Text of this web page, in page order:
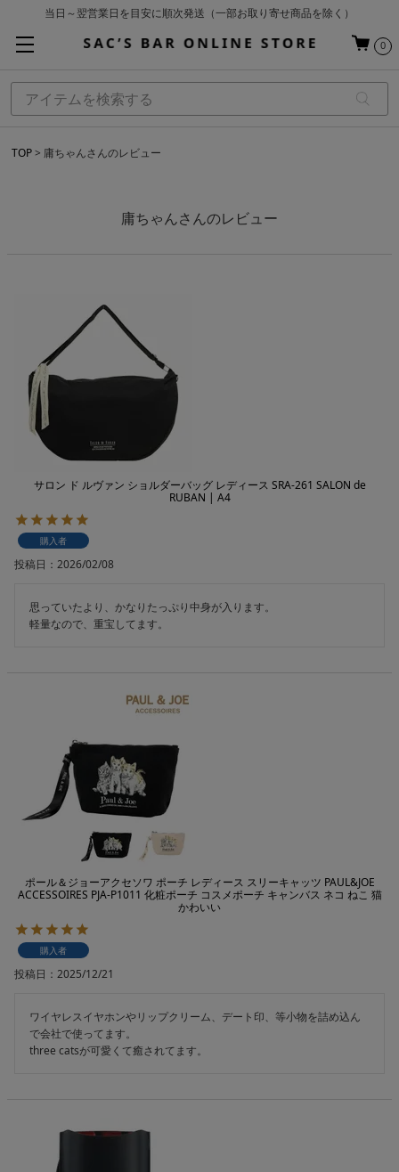
当日～翌営業日を目安に順次発送（一部お取り寄せ商品を除く）
基本配送料 ¥550(沖縄・離島を除く)
0
TOP 庸ちゃんさんのレビュー
庸ちゃんさんのレビュー
サロン ド ルヴァン ショルダーバッグ レディース SRA-261 SALON de
RUBAN | A4
購入者
投稿日 2026/02/08
思っていたより、かなりたっぷり中身が入ります。
軽量なので、重宝してます。
ポール＆ジョーアクセソワ ポーチ レディース スリーキャッツ PAUL&JOE
ACCESSOIRES PJA-P1011 化粧ポーチ コスメポーチ キャンバス ネコ ねこ 猫
かわいい
購入者
投稿日 2025/12/21
ワイヤレスイヤホンやリップクリーム、デート印、等小物を詰め込ん
で会社で使ってます。
three catsが可愛くて癒されてます。